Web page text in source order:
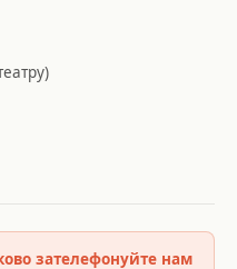
зателефонуйте нам